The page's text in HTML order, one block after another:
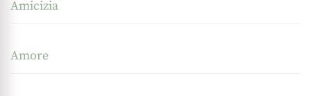
Amicizia
Amore